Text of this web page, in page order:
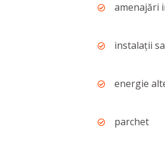
amenajări
instalaţii
energie
parchet